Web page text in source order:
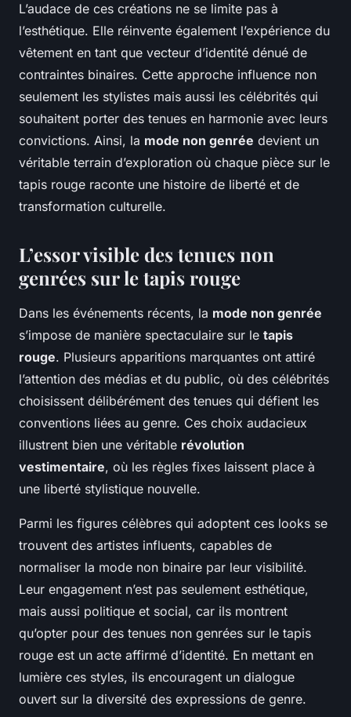
L’audace de ces créations ne se limite pas à
l’esthétique. Elle réinvente également l’expérience du
vêtement en tant que vecteur d’identité dénué de
contraintes binaires. Cette approche influence non
seulement les stylistes mais aussi les célébrités qui
souhaitent porter des tenues en harmonie avec leurs
convictions. Ainsi, la mode non genrée devient un
véritable terrain d’exploration où chaque pièce sur le
tapis rouge raconte une histoire de liberté et de
transformation culturelle.
L’essor visible des tenues non
genrées sur le tapis rouge
Dans les événements récents, la mode non genrée
s’impose de manière spectaculaire sur le tapis
rouge. Plusieurs apparitions marquantes ont attiré
l’attention des médias et du public, où des célébrités
choisissent délibérément des tenues qui défient les
conventions liées au genre. Ces choix audacieux
illustrent bien une véritable révolution
vestimentaire, où les règles fixes laissent place à
une liberté stylistique nouvelle.
Parmi les figures célèbres qui adoptent ces looks se
trouvent des artistes influents, capables de
normaliser la mode non binaire par leur visibilité.
Leur engagement n’est pas seulement esthétique,
mais aussi politique et social, car ils montrent
qu’opter pour des tenues non genrées sur le tapis
rouge est un acte affirmé d’identité. En mettant en
lumière ces styles, ils encouragent un dialogue
ouvert sur la diversité des expressions de genre.